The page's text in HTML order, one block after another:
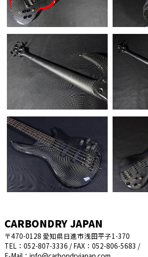
CARBONDRY JAPAN
〒470-0128 愛知県日進市浅田平子1-370
TEL：052-807-3336 / FAX：052-806-5683 /